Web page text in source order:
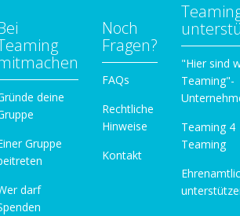
deine
Gruppe
darf
Noch
Fragen?
FAQs
Rechtliche
Hinweise
Kontakt
"Hier sind
Teaming"-
Teaming 4
Teaming